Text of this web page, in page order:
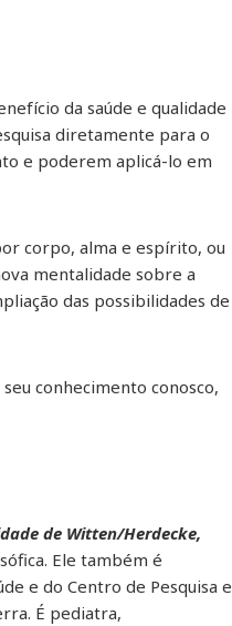
da saúde e qualidade
diretamente para o
e poderem aplicá-lo em
corpo, alma e espírito, ou
mentalidade sobre a
das possibilidades de
conhecimento conosco,
de Witten/Herdecke,
Ele também é
e do Centro de Pesquisa e
É pediatra,